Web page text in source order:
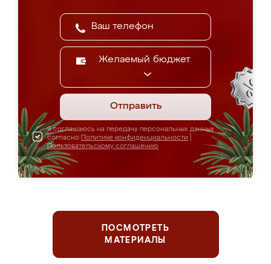
Желаемый бюджет
Отправить
Я соглашаюсь на передачу персональных данных
согласно Политике конфиденциальности
Пользовательскому соглашению
ПОСМОТРЕТЬ
МАТЕРИАЛЫ